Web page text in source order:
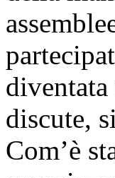
discute,
Com’è